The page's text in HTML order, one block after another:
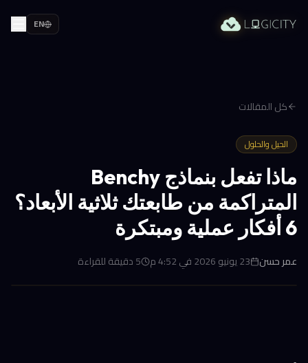
EN
كل المقالات
الحيل والحلول
ماذا تفعل بنماذج Benchy
المتراكمة من طابعتك ثلاثية الأبعاد؟
6 أفكار عملية ومبتكرة
عمر حسن 23 يونيو 2026 في 4:52 م 5دقيقة للقراءة